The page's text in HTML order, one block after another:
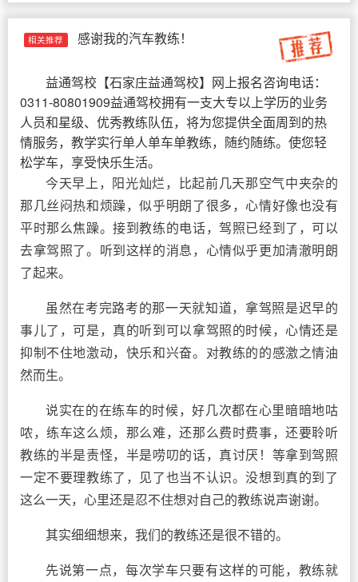
相关推荐 感谢我的汽车教练！
益通驾校 【石家庄益通驾校】网上报名咨询电话：
0311-80801909益通驾校拥有一支大专以上学历的业务
人员和星级、优秀教练队伍，将为您提供全面周到的热
情服务，教学实行单人单车单教练，随约随练。使您轻
松学车，享受快乐生活。
今天早上，阳光灿烂，比起前几天那空气中夹杂的
那几丝闷热和烦躁，似乎明朗了很多，心情好像也没有
平时那么焦躁。接到教练的电话，驾照已经到了，可以
去拿驾照了。听到这样的消息，心情似乎更加清澈明朗
了起来。
虽然在考完路考的那一天就知道，拿驾照是迟早的
事儿了，可是，真的听到可以拿驾照的时候，心情还是
抑制不住地激动，快乐和兴奋。对教练的的感激之情油
然而生。
说实在的在练车的时候，好几次都在心里暗暗地咕
哝，练车这么烦，那么难，还那么费时费事，还要聆听
教练的半是责怪，半是唠叨的话，真讨厌！等拿到驾照
一定不要理教练了，见了也当不认识。没想到真的到了
这么一天，心里还是忍不住想对自己的教练说声谢谢。
其实细细想来，我们的教练还是很不错的。
先说第一点，每次学车只要有这样的可能，教练就